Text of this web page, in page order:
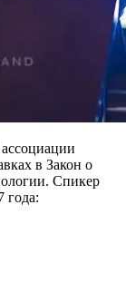
в Закон о
Спикер
года: